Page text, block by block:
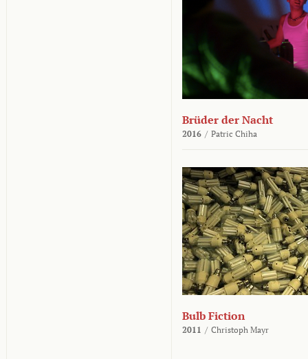
Brüder der Nacht
2016 / Patric Chiha
Bulb Fiction
2011 / Christoph Mayr